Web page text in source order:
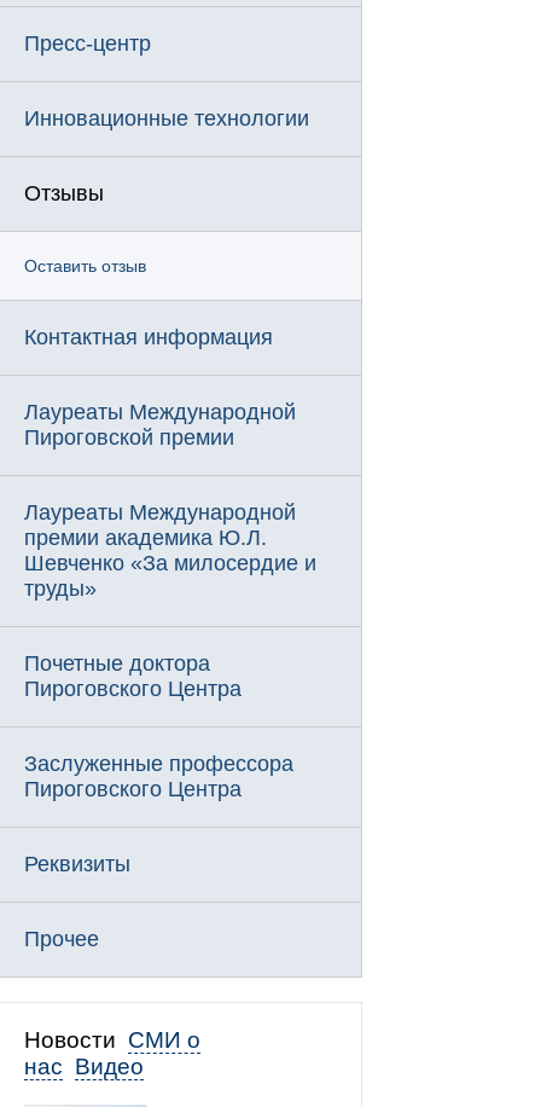
Пресс-центр
Инновационные технологии
Отзывы
Оставить отзыв
Контактная информация
Лауреаты Международной
Пироговской премии
Лауреаты Международной
премии академика Ю.Л.
Шевченко «За милосердие и
труды»
Почетные доктора
Пироговского Центра
Заслуженные профессора
Пироговского Центра
Реквизиты
Прочее
Новости СМИ о
нас Видео